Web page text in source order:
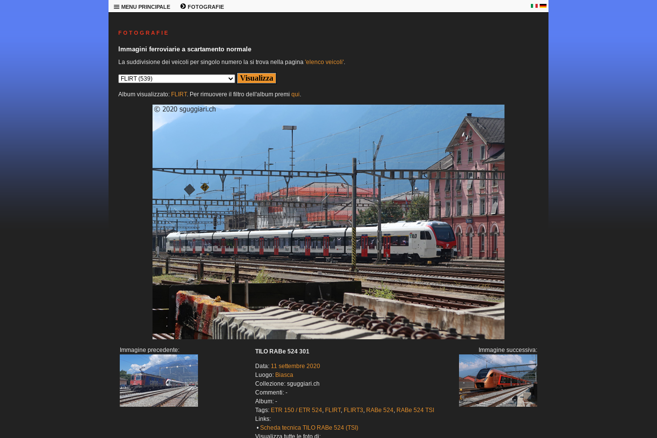
MENU PRINCIPALE FOTOGRAFIE
F O T O G R A F I E
Immagini ferroviarie a scartamento normale
La suddivisione dei veicoli per singolo numero la si trova nella pagina 'elenco veicoli'.
Album visualizzato: FLIRT. Per rimuovere il filtro dell'album premi qui.
Immagine precedente: TILO RABe 524 301
Data: 11 settembre 2020
Luogo: Biasca
Collezione: sguggiari.ch
Commenti: -
Album: -
Tags: ETR 150 / ETR 524, FLIRT, FLIRT3, RABe 524, RABe 524 TSI
Links:
• Scheda tecnica TILO RABe 524 (TSI)
Immagine successiva: